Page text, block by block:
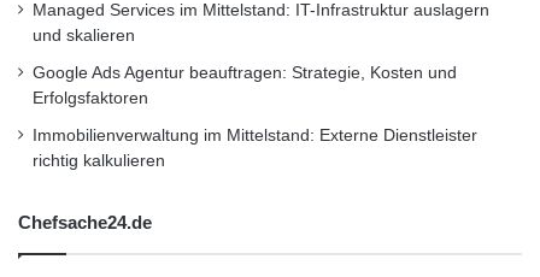
UVP: 3,90 EUR
KUNGS Tipps für die einfache Sommer
Autowäsche:
Wasch-Tipps: Das Auto möglichst nicht in der
prallen Sonne waschen, um Schlieren und
Managed Services im Mittelstand: IT-Infrastruktur auslagern
und skalieren
Google Ads Agentur beauftragen: Strategie, Kosten und
Erfolgsfaktoren
Immobilienverwaltung im Mittelstand: Externe Dienstleister
richtig kalkulieren
Chefsache24.de